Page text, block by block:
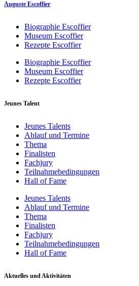
Auguste Escoffier
Biographie Escoffier
Museum Escoffier
Rezepte Escoffier
Biographie Escoffier
Museum Escoffier
Rezepte Escoffier
Jeunes Talent
Jeunes Talents
Ablauf und Termine
Thema
Finalisten
Fachjury
Teilnahmebedingungen
Hall of Fame
Jeunes Talents
Ablauf und Termine
Thema
Finalisten
Fachjury
Teilnahmebedingungen
Hall of Fame
Aktuelles und Aktivitäten